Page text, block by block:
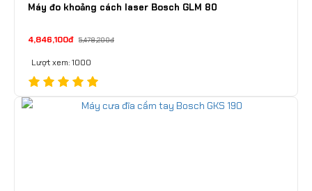
Máy đo khoảng cách laser Bosch GLM 80
4,846,100đ 5,478,200đ
Lượt xem: 1000